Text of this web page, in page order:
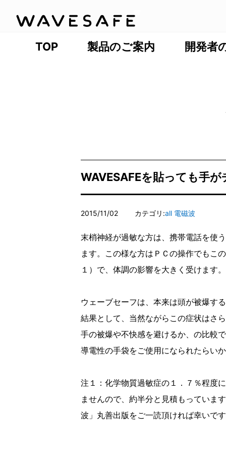
TOP 製品のご案内 開発者
WAVESAFEを貼っても手
2015/11/02 カテゴリ:all 電磁波
末梢神経が過敏な方は、携帯電話を使
ます。この様な方はＰＣの操作でもこ
１）で、体調の影響を大きく受けます。
ウェーブセーフは、本来は頭が被爆す
結果として、当然ながらこの症状はさ
手の被爆や不快感を避けるか、の比較
導電性の手袋をご使用になられたらい
注１：化学物質過敏症の１．７％程度
ませんので、約半分と見積もっていま
波」丸善出版をご一読頂ければ幸いで